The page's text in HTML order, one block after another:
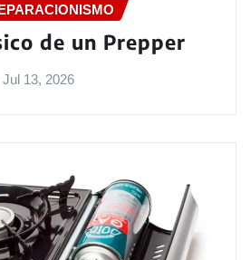
de un Prepper
Jul 13, 2026